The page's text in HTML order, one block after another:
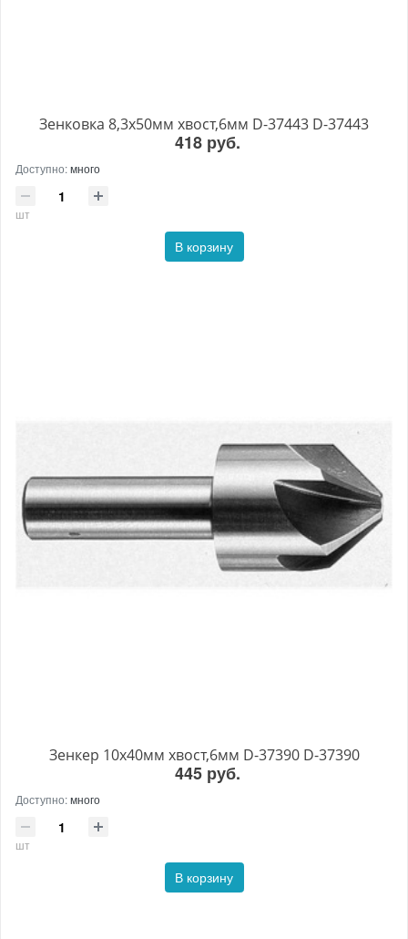
Зенковка 8,3х50мм хвост,6мм D-37443 D-37443
418 руб.
Доступно:много
шт
В корзину
Зенкер 10х40мм хвост,6мм D-37390 D-37390
445 руб.
Доступно:много
шт
В корзину